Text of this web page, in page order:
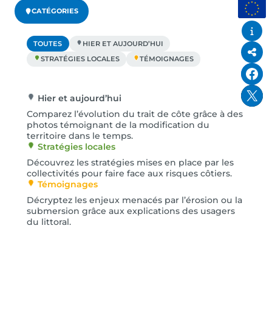
CATÉGORIES
TOUTES
HIER ET AUJOURD’HUI
STRATÉGIES LOCALES
TÉMOIGNAGES
Hier et aujourd’hui
Comparez l’évolution du trait de côte grâce à des
photos témoignant de la modification du
territoire dans le temps.
Stratégies locales
Découvrez les stratégies mises en place par les
collectivités pour faire face aux risques côtiers.
Témoignages
Décryptez les enjeux menacés par l’érosion ou la
submersion grâce aux explications des usagers
du littoral.
Info
Partager sur X